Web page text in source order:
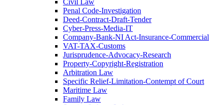
Penal Code-Investigation
Deed-Contract-Draft-Tender
Cyber-Press-Media-IT
Company-Bank-NI Act-Insurance-Commercial
VAT-TAX-Customs
Jurisprudence-Advocacy-Research
Property-Copyright-Registration
Arbitration Law
Specific Relief-Limitation-Contempt of Court
Maritime Law
Family Law